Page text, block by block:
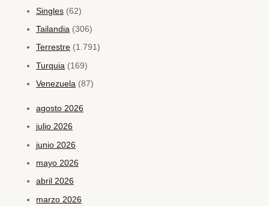
Singles (62)
Tailandia (306)
Terrestre (1.791)
Turquia (169)
Venezuela (87)
agosto 2026
julio 2026
junio 2026
mayo 2026
abril 2026
marzo 2026